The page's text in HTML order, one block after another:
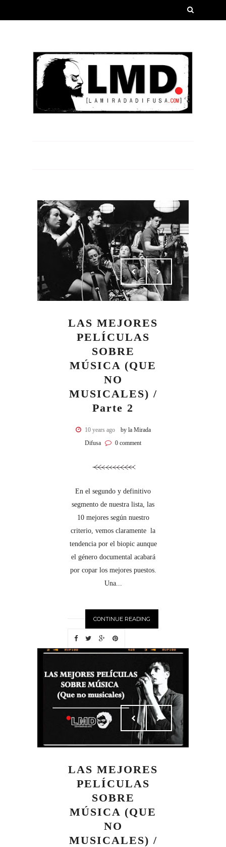
LAS MEJORES
PELÍCULAS
SOBRE
MÚSICA (QUE
NO
MUSICALES) /
Parte 2
10 years ago
by la Mirada
Difusa
0 comment
En el segundo y definitivo
segmento de nuestra lista, las
10 mejores según nuestro
criterio, vemos claramente la
tendencia por el biopic aunque
el género documental acabará
por copar los mejores puestos.
Una...
CONTINUE READING
LAS MEJORES
PELÍCULAS
SOBRE
MÚSICA (QUE
NO
MUSICALES) /